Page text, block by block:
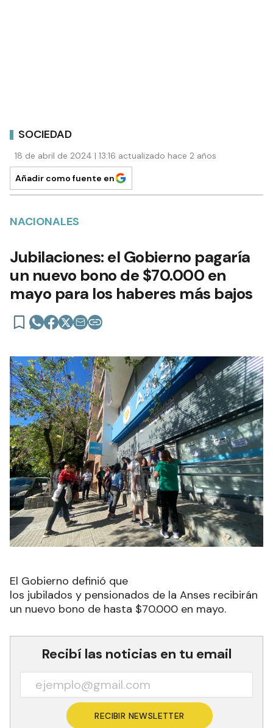
SOCIEDAD
18 de abril de 2024 | 13:16 actualizado hace 2 años
Añadir como fuente en
NACIONALES
Jubilaciones: el Gobierno pagaría
un nuevo bono de $70.000 en
mayo para los haberes más bajos
El Gobierno definió que
los jubilados y pensionados de la Anses recibirán
un nuevo bono de hasta $70.000 en mayo.
Recibí las noticias en tu email
RECIBIR NEWSLETTER